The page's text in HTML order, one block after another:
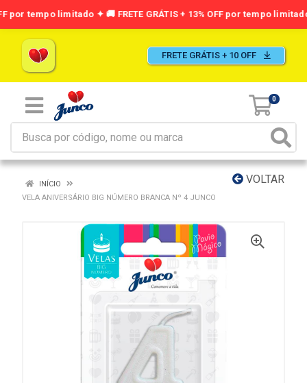
FRETE GRÁTIS + 10 OFF
0
VOLTAR
INÍCIO
VELA ANIVERSÁRIO BIG NÚMERO BRANCA Nº 4 JUNCO